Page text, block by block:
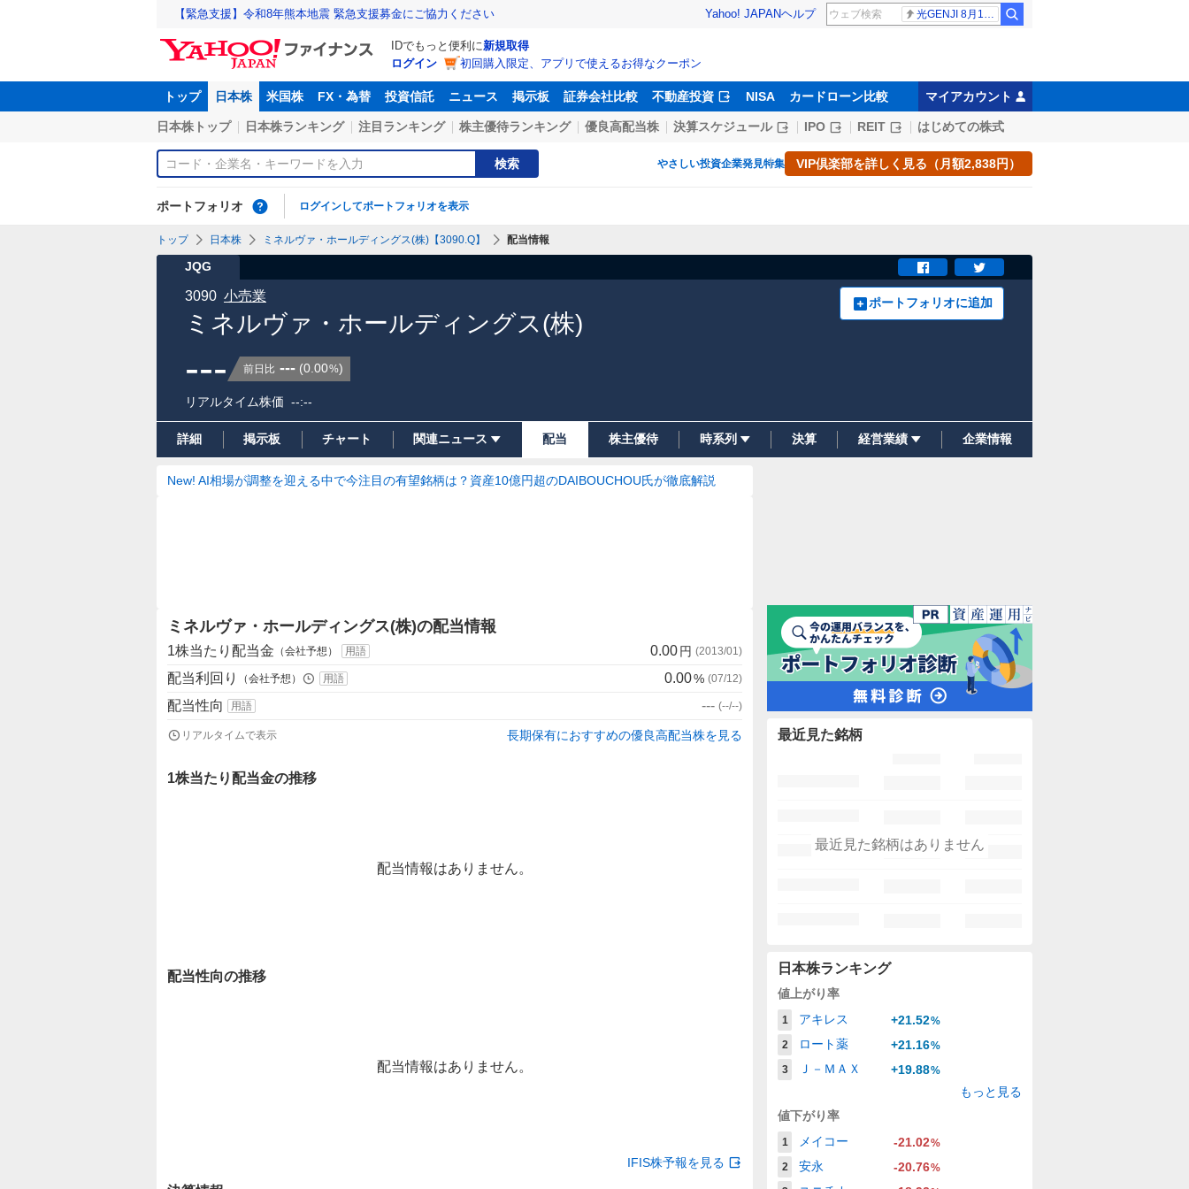
【緊急支援】令和8年熊本地震 緊急支援募金にご協力ください Yahoo! JAPANヘルプ 光GENJI 8月19日
IDでもっと便利に新規取得
ログイン
初回購入限定、アプリで使えるお得なクーポン
トップ 日本株 米国株 FX・為替 投資信託 ニュース 掲示板 証券会社比較 不動産投資 NISA カードローン比較 マイアカウント
日本株トップ 日本株ランキング 注目ランキング 株主優待ランキング 優良高配当株 決算スケジュール IPO REIT はじめての株式
検索 やさしい投資企業発見特集 VIP倶楽部を詳しく見る（月額2,838円）
ポートフォリオ ログインしてポートフォリオを表示
トップ 日本株 ミネルヴァ・ホールディングス(株)【3090.Q】 配当情報
JQG
ミネルヴァ・ホールディングス(株)
3090 小売業 ポートフォリオに追加
--- 前日比 --- (0.00%)
リアルタイム株価 --:--
詳細 掲示板 チャート 関連ニュース 配当 株主優待 時系列 決算 経営業績 企業情報
New! AI相場が調整を迎える中で今注目の有望銘柄は？資産10億円超のDAIBOUCHOU氏が徹底解説
ミネルヴァ・ホールディングス(株)の配当情報
1株当たり配当金 （会社予想） 用語 0.00円 (2013/01 )
配当利回り （会社予想） 用語 0.00% (07/12)
配当性向 用語 --- (--/--)
リアルタイムで表示 長期保有におすすめの優良高配当株を見る
1株当たり配当金の推移
配当情報はありません。
配当性向の推移
配当情報はありません。
IFIS株予報を見る
最近見た銘柄
最近見た銘柄はありません
日本株ランキング
値上がり率
1 アキレス +21.52%
2
ロート薬 +21.16%
3
Ｊ－ＭＡＸ +19.88%
もっと見る
値下がり率
1 メイコー -21.02%
2
安永 -20.76%